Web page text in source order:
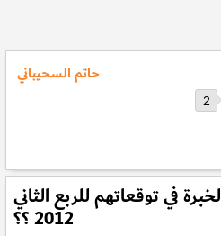
حاتم السحيباني
2
في توقعاتهم للربع الثاني
2012 ؟؟